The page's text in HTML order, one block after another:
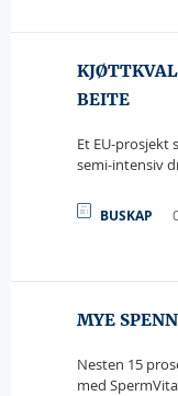
BEITE
Et EU-prosjekt
semi-intensiv
BUSKAP
MYE
Nesten 15
med